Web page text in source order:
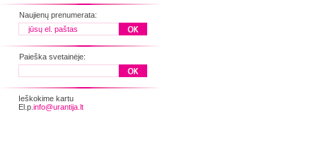
Naujienų prenumerata:
Paieška svetainėje:
Ieškokime kartu
El.p. info@urantija.lt